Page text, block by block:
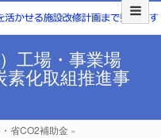
工場・事業場
素化取組推進事
省CO2補助金 »